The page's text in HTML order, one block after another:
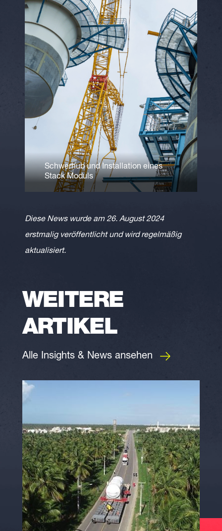
Schwerhub und Installation eines
Stack Moduls
Diese News wurde am 26. August 2024
erstmalig veröffentlicht und wird regelmäßig
aktualisiert.
WEITERE
ARTIKEL
Alle Insights & News ansehen